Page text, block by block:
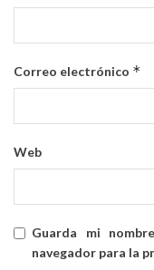
Correo electrónico *
Web
Guarda mi
navegador para la